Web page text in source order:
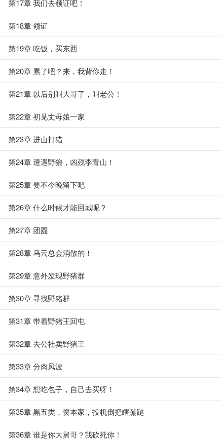
第17章 我们去领证吧！
第18章 领证
第19章 吃饭，买东西
第20章 累了吧？来，我背你走！
第21章 以后别叫大哥了，叫老公！
第22章 初见丈母娘一家
第23章 进山打猎
第24章 遭遇野狼，凶残李青山！
第25章 要不今晚留下吧
第26章 什么时候才能回城呢？
第27章 团圆
第28章 乌云总会消散的！
第29章 意外发现野猪群
第30章 寻找野猪群
第31章 带着野猪王回屯
第32章 去公社卖野猪王
第33章 分肉风波
第34章 想吃包子，自己去买呀！
第35章 黑五类，资本家，投机倒把瞎蹦跶
第36章 谁是你大舅哥？我砍死你！